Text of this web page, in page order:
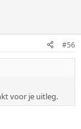
#56
voor je uitleg.